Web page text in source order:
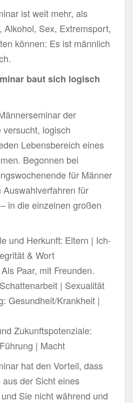
ist weit mehr, als
Alkohol, Sex, Extremsport,
können: Es ist männlich
baut sich logisch
der
logisch
Lebensbereich eines
Begonnen bei
für Männer
für
in die einzelnen großen
und Herkunft: Eltern | Ich-
& Wort
Paar, mit Freunden.
| Sexualität
Gesundheit/Krankheit |
Zukunftspotenziale:
| Macht
hat den Vorteil, dass
der Sicht eines
Sie nicht während und